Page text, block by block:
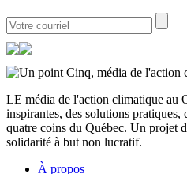
LE média de l'action climatique au
inspirantes, des solutions
quatre coins du Québec. Un projet
solidarité à but non lucratif.
À propos